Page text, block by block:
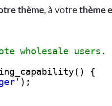
thème, à votrethème
wholesale users.
{
);